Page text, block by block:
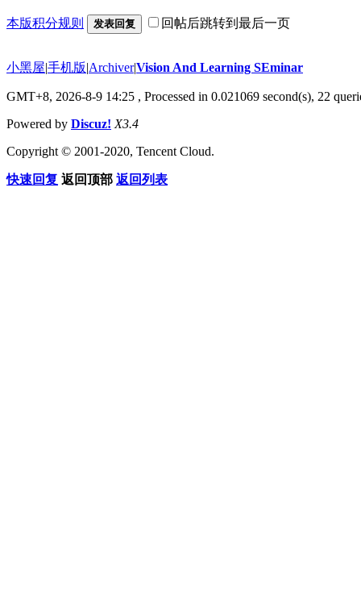
本版积分规则 发表回复 回帖后跳转到最后一页
小黑屋|手机版|Archiver|Vision And Learning SEminar
GMT+8, 2026-8-9 14:25 , Processed in 0.021069 second(s), 22
Powered by Discuz! X3.4
Copyright © 2001-2020, Tencent Cloud.
快速回复 返回顶部 返回列表